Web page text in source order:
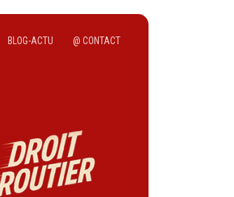
BLOG-ACTU @ CONTACT